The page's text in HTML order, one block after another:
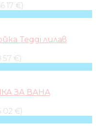
€)
Teggi лилав
€)
ЗА ВАНА
€)